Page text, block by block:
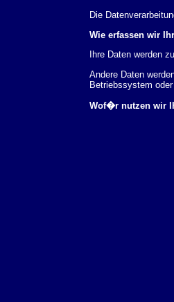
Die
Wie erfassen wir
Ihre Daten werden
Andere Daten
Betriebssystem
Wof�r nutzen wir